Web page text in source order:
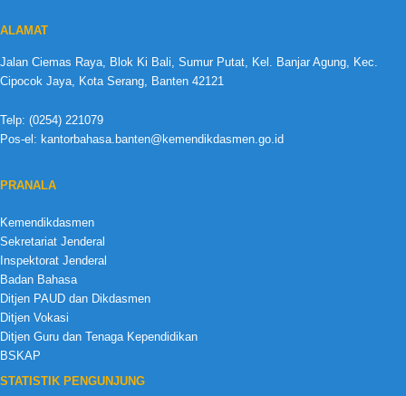
ALAMAT
Jalan Ciemas Raya, Blok Ki Bali, Sumur Putat, Kel. Banjar Agung, Kec.
Cipocok Jaya, Kota Serang, Banten 42121
Telp: (0254) 221079
Pos-el: kantorbahasa.banten@kemendikdasmen.go.id
PRANALA
Kemendikdasmen
Sekretariat Jenderal
Inspektorat Jenderal
Badan Bahasa
Ditjen PAUD dan Dikdasmen
Ditjen Vokasi
Ditjen Guru dan Tenaga Kependidikan
BSKAP
STATISTIK PENGUNJUNG